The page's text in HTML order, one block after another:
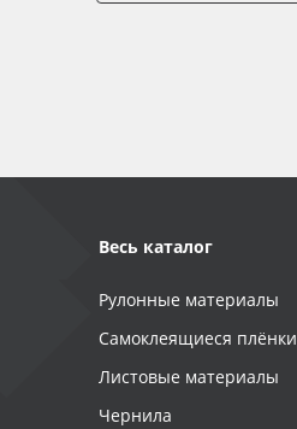
Весь каталог
Рулонные материалы
Самоклеящиеся плёнки
Листовые материалы
Чернила